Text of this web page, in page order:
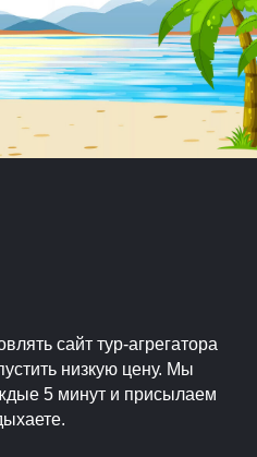
сайт тур-агрегатора
низкую цену. Мы
5 минут и присылаем